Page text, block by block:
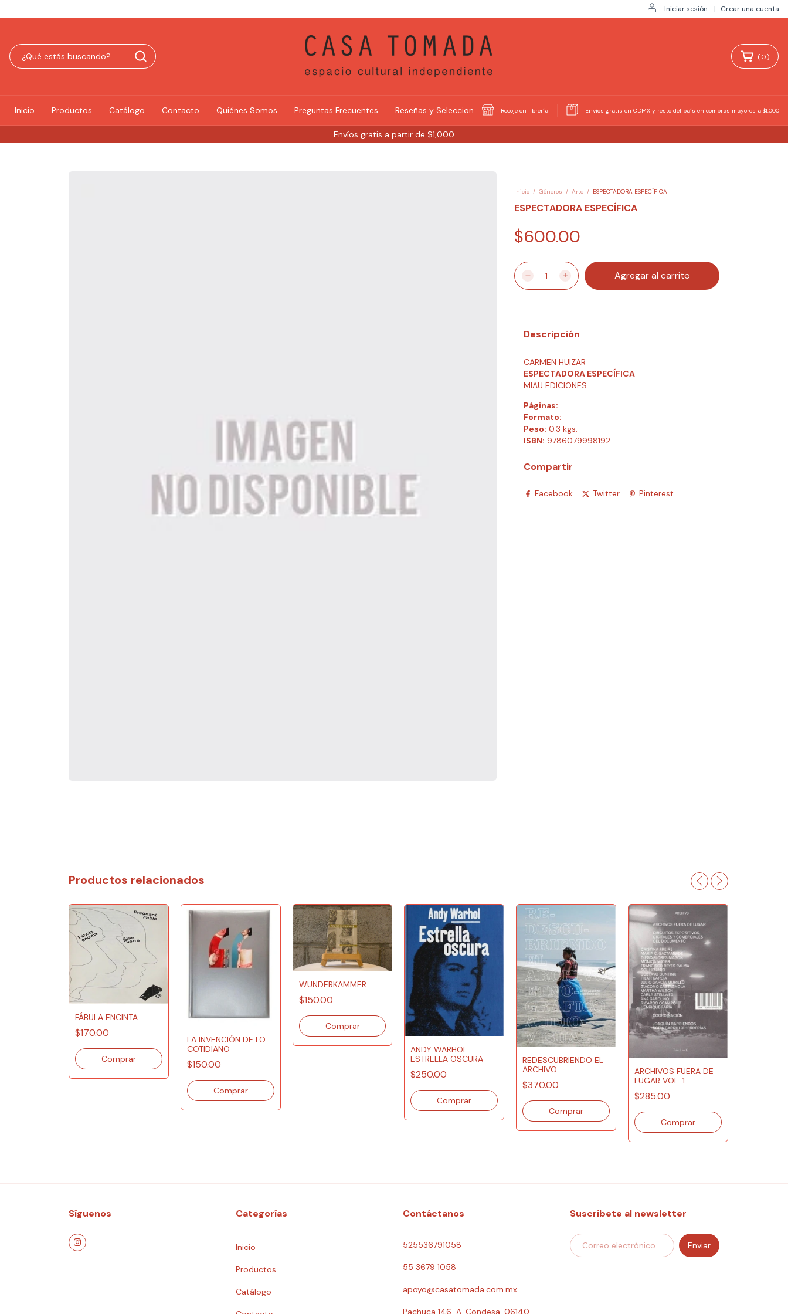
Iniciar sesión | Crear una cuenta
Envíos gratis a partir de $1,000
(0)
Inicio Productos Catálogo Contacto Quiénes Somos Preguntas Frecuentes Reseñas y Selecciones Recoje en librería Envíos gratis en CDMX y resto del país en compras mayores a $1,000
Inicio / Géneros / Arte / ESPECTADORA ESPECÍFICA
ESPECTADORA ESPECÍFICA
$600.00
Descripción
CARMEN HUIZAR
ESPECTADORA ESPECÍFICA
MIAU EDICIONES
Páginas:
Formato:
Peso: 0.3 kgs.
ISBN: 9786079998192
Compartir
Facebook Twitter Pinterest
Productos relacionados
FÁBULA ENCINTA
$170.00
LA INVENCIÓN DE LO
COTIDIANO
$150.00
WUNDERKAMMER
$150.00
ANDY WARHOL.
ESTRELLA OSCURA
$250.00
REDESCUBRIENDO EL
ARCHIVO
ETNOGRÁFICO AAUDI
$370.00
ARCHIVOS FUERA DE
LUGAR VOL. 1
$285.00
Síguenos Categorías
Inicio
Productos
Catálogo
Contáctanos
525536791058
55 3679 1058
apoyo@casatomada.com.mx
Pachuca 146-A, Condesa, 06140,
Suscríbete al newsletter